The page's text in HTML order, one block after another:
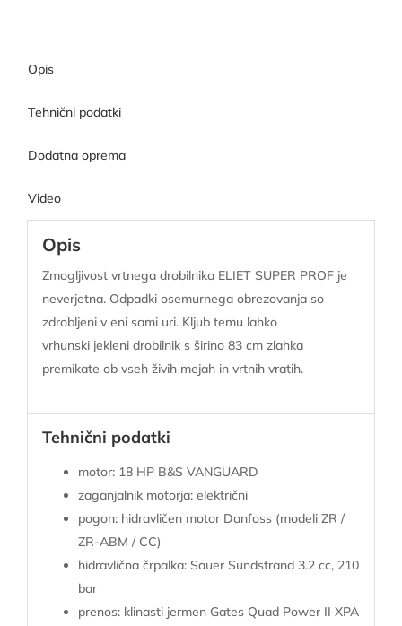
Opis
Tehnični podatki
Dodatna oprema
Video
Opis
Zmogljivost vrtnega drobilnika ELIET SUPER PROF je
neverjetna. Odpadki osemurnega obrezovanja so
zdrobljeni v eni sami uri. Kljub temu lahko
vrhunski jekleni drobilnik s širino 83 cm zlahka
premikate ob vseh živih mejah in vrtnih vratih.
Tehnični podatki
motor: 18 HP B&S VANGUARD
zaganjalnik motorja: električni
pogon: hidravličen motor Danfoss (modeli ZR /
ZR-ABM / CC)
hidravlična črpalka: Sauer Sundstrand 3.2 cc, 210
bar
prenos: klinasti jermen Gates Quad Power II XPA